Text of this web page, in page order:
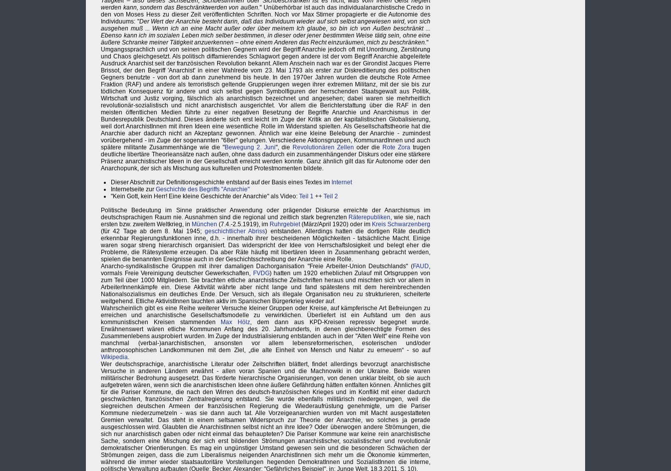
werden kann, sondern das Beschränktwerden von außen." Unüberhörbar ist auch das individualanarchistische Credo in
den von Moses Hess zu dieser Zeit veröffentlichten Schriften. Noch vor Max Stirner propagierte er die Autonomie des
Individuums: "Der Wert der Anarchie besteht darin, daß das Individuum wieder auf sich selbst angewiesen wird, von sich
ausgehen muß ... Wenn ich an eine Macht außer oder über meinem Ich glaube, so bin ich von Außen beschränkt ...
Ebenso kann ich im sozialen Leben mich selber bestimmen, in dieser oder jener bestimmten Weise tätig sein, ohne eine
äußere Schranke meiner Tätigkeit anzuerkennen – ohne einem Anderen das Recht einzuräumen, mich zu beschränken."
Umgangssprachlich und von seinen politischen Gegnern wird der Begriff Anarchie jedoch oft mit Unordnung, Zerstörung
und Chaos gleichgesetzt. Als politisch diffamierendes Schlagwort gegen andere ist der vom Begriff Anarchie abgeleitete
Ausdruck Anarchist seit der französischen Revolution bekannt. Allem Anschein nach war es der Girondist Jacques Pierre
Brissot, der den Begriff 'Anarchist' in einer Wahlrede vom 23. Mai 1793 als erster zur Diskreditierung des politischen
Gegners benutzte - von dort ab dann zunehmend bis heute. In den 1970er Jahren wurden die deutsche Rote Armee
Fraktion (RAF) und andere als terroristisch geltende Gruppierungen wegen ihrer extremen Militanz, mit der sie bis zur
tödlichen Konsequenz für andere und sich selbst gegen Symbolfiguren der herrschenden Staatsgewalt aus Politik,
Wirtschaft und Justiz vorging, fälschlich als anarchistisch bezeichnet und angesehen; dabei waren sie mehrheitlich
revolutionär-sozialistisch und nicht anarchistisch ausgerichtet. Vor allem die Berichterstattung über die RAF in den
meisten öffentlichen Medien führte zu einer negativen Besetzung der Begriffe Anarchie und Anarchismus in der
Bundesrepublik Deutschland. Dieses änderte sich erst leicht im Zuge der Kritik an der kapitalistischen Globalisierung,
weil dort AnarchistInnen mit ihren Ideen eine wesentliche Rolle im Widerstand spielten. Als Gesellschaftstheorie hat die
Anarchie aber dadurch nicht an Akzeptanz gewonnen. Ähnlich war eine kleine Belebung der Anarchie - zumindest
vorübergehend - im Zuge der sogenannten "68er" gelungen. Verschiedene Aktionsgruppen, KommunardInnen und auch
spätere militante Zusammenhänge wie die "Bewegung 2. Juni", die Revolutionären Zellen oder die Rote Zora trugen
deutliche libertäre Theorieansätze nach außen, ohne dass dadurch ein zusammenhängender Diskurs oder eine stärkere
Präsenz anarchistischer Ideen in der Gesellschaft erreicht werden konnte. Ganz ähnlich gilt das für Autonome oder den
Anarchopunk, der sich als Mischung aus kulturellen und Protestmomenten bildete.
Dieser Abschnitt zur Definitionsgeschichte entstand auf der Basis eines Textes im Internet
Internetseite zur Geschichte des Begriffs "Anarchie"
"Kein Gott, kein Herr! Eine kleine Geschichte der Anarchie" als Video: Teil 1 ++ Teil 2
Politische Bedeutung im Sinne praktischer Anwendung oder prägender Diskurse erreichte der Anarchismus im
deutschsprachigen Raum nie. Ausnahmen sind die regional und zeitlich stark begrenzten Räterepubliken, wie sie, nach
ersten bzw. zweitem Weltkrieg, in München (7.4.-2.5.1919), im Ruhrgebiet(März/April 1920) oder im Kreis Schwarzenberg
(für 42 Tage ab dem 8. Mai 1945; geschichtlicher Abriss) entstanden. Allerdings hatten die dortigen Räte deutlich
erkennbar Regierungsfunktionen inne, d.h. - innerhalb ihrer bescheidenen Möglichkeiten - tatsächliche Macht. Einige
waren sogar streng hierarchisch organisiert. Das widerspricht der Idee von Herrschaftslosigkeit und belegt eher die
Probleme, die Rätesysteme erzeugen. Da aber Räte häufig mit libertären Ideen in Zusammenhang gebracht werden,
spielen die benannten Ereignisse auch in der Geschichtsschreibung der Anarchie eine Rolle.
Anarcho-syndikalistische Gruppen mit ihrer damaligen Dachorganisation "Freie Arbeiter-Union Deutschlands" (FAUD,
vormals Freie Vereinigung deutscher Gewerkschaften, FVDG) hatten um 1920 erheblichen Zulauf mit Ortsgruppen von
zum Teil über 1000 Mitgliedern. Sie brachten etliche anarchistische Zeitschriften heraus und mischten sich vor allem in
ArbeiterInnenkämpfe ein. Diese Aktivität währte aber nicht lange und fand spätestens mit dem hereinbrechenden
Nationalsozialismus ein deutliches Ende. Der Versuch, sich als illegale Organisation neu zu strukturieren, scheiterte
weitgehend. Etliche AktivistInnen tauchten aktiv im Spanischen Bürgerkrieg wieder auf.
Wahrscheinlich gibt es eine Reihe weiterer Versuche kleiner Gruppen oder Kreise, auf kämpferische Art Befreiungen zu
erreichen und anarchistische Gesellschaftsmodelle zu verwirklichen. Überliefert ist ein Aufstand um den aus
kommunistischen Kreisen stammenden
Max Hölz, dem dann aus KPD-Kreisen repressiv begegnet wurde.
Erwähnenswert wären etliche Kommunen Anfang des 20. Jahrhunderts, in denen gleichberechtigte Formen des
Zusammenlebens ausprobiert wurden. Im Zuge der Industrialisierung entstanden auch in der "Alten Welt" eine Reihe von
manchmal (verbal-)anarchistischen, ansonsten vor allem lebensreformerischen, esoterischen und/oder
anthroposophischen Landkommunen mit dem Ziel, „die alte Einheit von Mensch und Natur zu erneuern“ - so auf
Wikipedia.
Wer deutschsprachige, anarchistische Literatur oder Zeitschriften blättert, findet allerdings bevorzugt anarchistische
Versuche in anderen Ländern erwähnt - allen voran Spanien und die Machnowiki in der Ukraine. Beide waren
militärischer Bedrohung ausgesetzt. Das förderte hierarchische Organisierungen, von denen unklar bleibt, ob sie auch
aufgetreten wären, wenn sich die anarchistischen Ideen ohne äußere Gefährdung hätten entfalten können. Ähnliches gilt
für die Pariser Kommune, die nach den Wirren des deutsch-französischen Krieges und im Konflikt mit einer dadurch
geschwächten, französischen Zentralregierung entstand. Sie wurde ebenfalls militärisch niedergerungen, weil die
siegreichen deutschen Armeen der französischen Regierung die Wiederaufrüstung genehmigte, um die Pariser
Kommune niederzumetzeln - was sie dann auch tat. Alle Vorzeigeanarchien wurden von mit Macht ausgestatteten
Gremien verwaltet. Das steht in einem seltsamen Widerspruch zur Theorie der Anarchie, wo solches ja gerade
ausgeschlossen wird. Glaubten die AnarchistInnen selbst nicht an ihre Idee? Oder überwogen andere Strömungen, die
sich nur anarchistisch gaben oder nicht einmal das behaupteten? Die Pariser Kommune war keine rein anarchistische
Sache, sondern eine Mischung der sich erst bildenden Strömungen anarchistischer, sozialistischer und revolutionär
demokratischer Orientierungen. Es mag ein ungünstiger Umstand gewesen sein und die besonderen Schwächen der
Strömungen zeigen, dass die zum Liberalismus neigenden AnarchistInnen sich mehr um die Ökonomie kümmerten,
während die immer wieder staatsautoritäre Vorstellungen hegenden DemokratInnen und SozialistInnen die interne,
politische Verwaltung aufbauten (Quelle: Becker, Alexander: "Gefährliches Beispiel", in: Junge Welt, 18.3.2011, S. 10).